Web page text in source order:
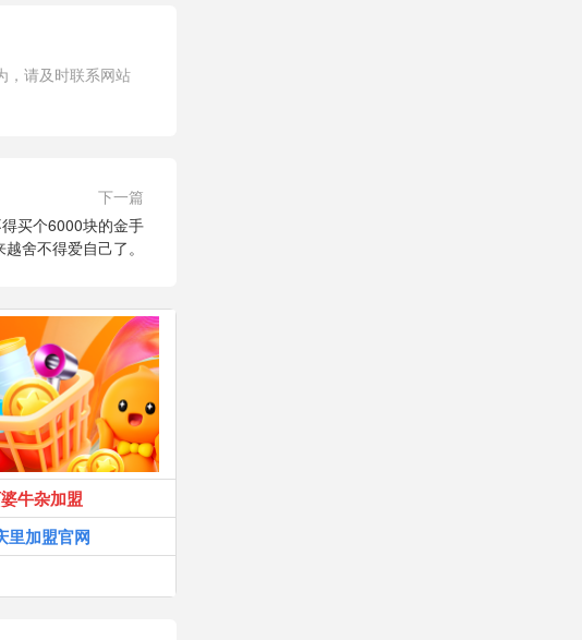
，请及时联系网站
下一篇
买个6000块的金手
舍不得爱自己了。
牛杂加盟
里加盟官网